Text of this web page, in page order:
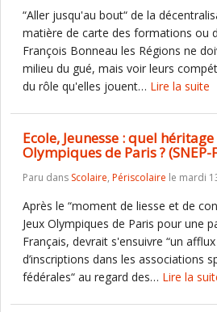
“Aller jusqu'au bout“ de la
matière de carte des formations ou
François Bonneau les Régions ne
milieu du gué, mais voir leurs
du rôle qu'elles jouent… Lire la suite
Ecole, Jeunesse : quel
Olympiques de Paris ? (SNEP-
Paru dans Scolaire, Périscolaire le mardi
Après le “moment de liesse et de
Jeux Olympiques de Paris pour une
Français, devrait s'ensuivre “un
d’inscriptions dans les associations
fédérales“ au regard des… Lire la